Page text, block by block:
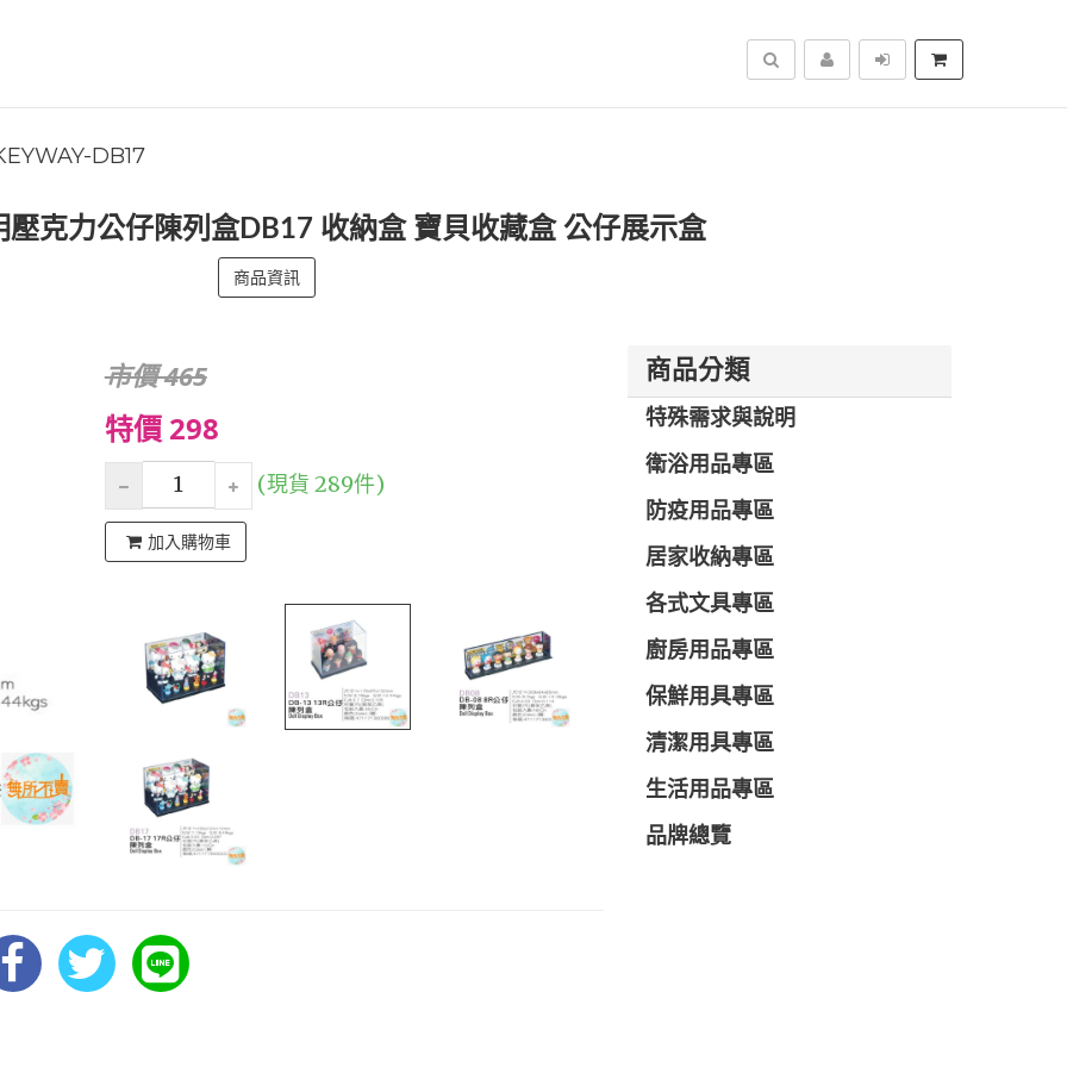
搜尋
DB17
壓克力公仔陳列盒DB17 收納盒 寶貝收藏盒 公仔展示盒
商品資訊
市價 465
特價 298
(現貨 289件)
加入購物車
商品分類
特殊需求與說明
衛浴用品專區
防疫用品專區
居家收納專區
各式文具專區
廚房用品專區
保鮮用具專區
清潔用具專區
生活用品專區
品牌總覽